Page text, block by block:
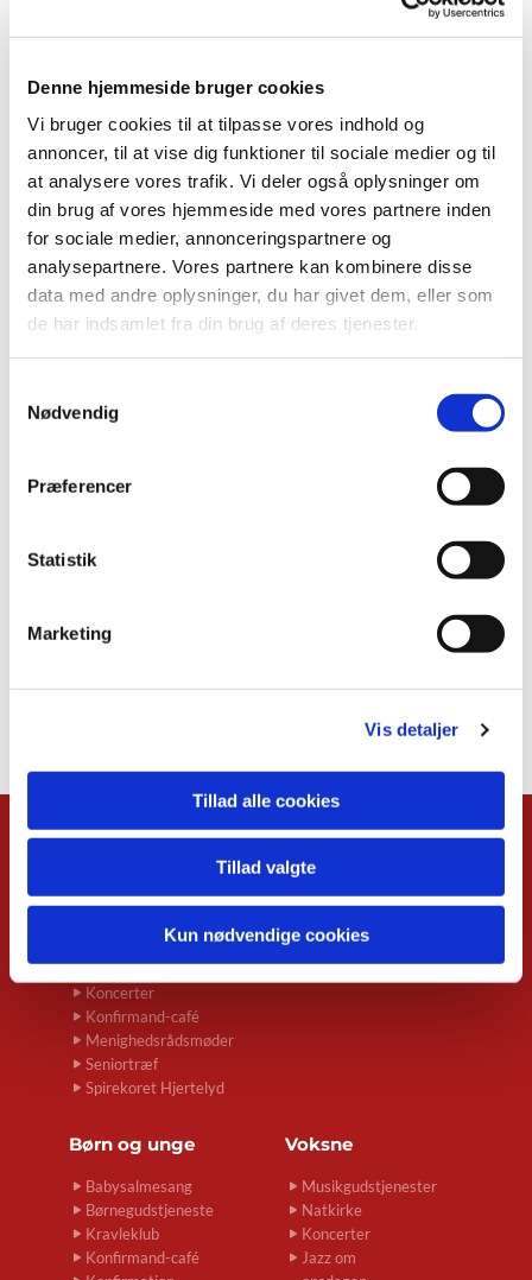
Denne hjemmeside bruger cookies
Vi bruger cookies til at tilpasse vores indhold og
annoncer, til at vise dig funktioner til sociale medier og til
at analysere vores trafik. Vi deler også oplysninger om
din brug af vores hjemmeside med vores partnere inden
for sociale medier, annonceringspartnere og
analysepartnere. Vores partnere kan kombinere disse
data med andre oplysninger, du har givet dem, eller som
de har indsamlet fra din brug af deres tjenester.
Nødvendig
Præferencer
Statistik
Marketing
Vis detaljer
Tillad alle cookies
Tillad valgte
Kun nødvendige cookies
Du vil måske også kunne lide...
Overblik
Babysalmesang
Foredrag
Koncerter
Konfirmand-café
Menighedsrådsmøder
Seniortræf
Spirekoret Hjertelyd
Børn og unge
Babysalmesang
Børnegudstjeneste
Kravleklub
Konfirmand-café
Voksne
Musikgudstjenester
Natkirke
Koncerter
Jazz om